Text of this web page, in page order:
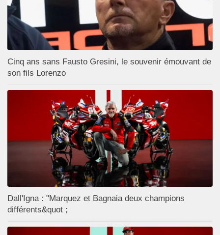
Cinq ans sans Fausto Gresini, le souvenir émouvant de
son fils Lorenzo
Dall'Igna : "Marquez et Bagnaia deux champions
différents&quot ;